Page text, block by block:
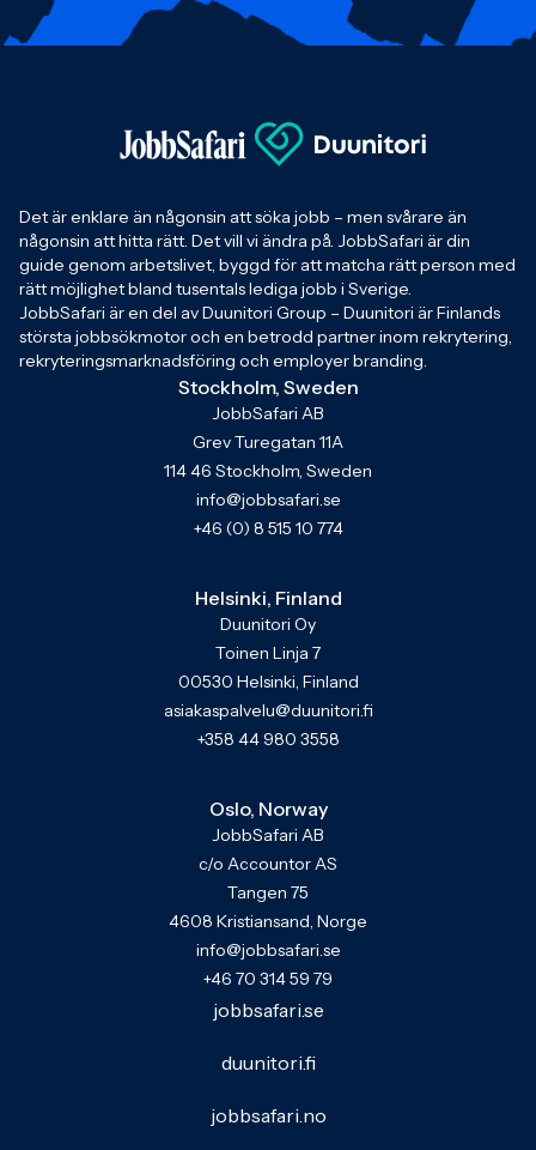
Det är enklare än någonsin att söka jobb – men svårare än
någonsin att hitta rätt. Det vill vi ändra på. JobbSafari är din
guide genom arbetslivet, byggd för att matcha rätt person med
rätt möjlighet bland tusentals lediga jobb i Sverige.
JobbSafari är en del av Duunitori Group – Duunitori är Finlands
största jobbsökmotor och en betrodd partner inom rekrytering,
rekryteringsmarknadsföring och employer branding.
Stockholm, Sweden
JobbSafari AB
Grev Turegatan 11A
114 46 Stockholm, Sweden
info@jobbsafari.se
+46 (0) 8 515 10 774
Helsinki, Finland
Duunitori Oy
Toinen Linja 7
00530 Helsinki, Finland
asiakaspalvelu@duunitori.fi
+358 44 980 3558
Oslo, Norway
JobbSafari AB
c/o Accountor AS
Tangen 75
4608 Kristiansand, Norge
info@jobbsafari.se
+46 70 314 59 79
jobbsafari.se
duunitori.fi
jobbsafari.no